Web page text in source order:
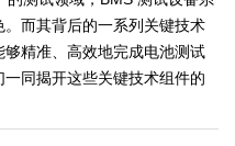
而其背后的一系列关键技术
精准、高效地完成电池测试
同揭开这些关键技术组件的